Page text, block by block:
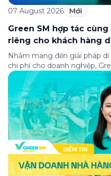
07 August 2026 Mới
Green SM hợp tác cùng
riêng cho khách hàng
Business
Nhằm mang đến giải pháp
chi phí cho doanh nghiệp,
cùng VPBank triển khai
khách hàng đăng ký thẻ
Thông qua chương trình,
nhiều ưu […]